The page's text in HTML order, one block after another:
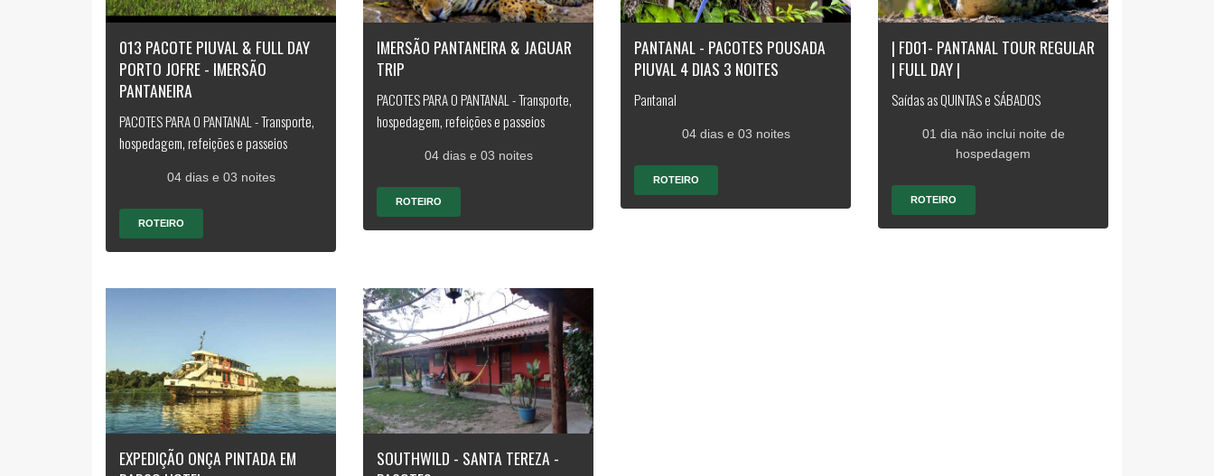
013 PACOTE PIUVAL & FULL DAY
PORTO JOFRE - IMERSÃO
PANTANEIRA
PACOTES PARA O PANTANAL - Transporte,
hospedagem, refeições e passeios
04 dias e 03 noites
ROTEIRO
IMERSÃO PANTANEIRA & JAGUAR
TRIP
PACOTES PARA O PANTANAL - Transporte,
hospedagem, refeições e passeios
04 dias e 03 noites
ROTEIRO
PANTANAL - PACOTES POUSADA
PIUVAL 4 DIAS 3 NOITES
Pantanal
04 dias e 03 noites
ROTEIRO
| FD01- PANTANAL TOUR REGULAR
| FULL DAY |
Saídas as QUINTAS e SÁBADOS
01 dia não inclui noite de
hospedagem
ROTEIRO
EXPEDIÇÃO ONÇA PINTADA EM
SOUTHWILD - SANTA TEREZA -